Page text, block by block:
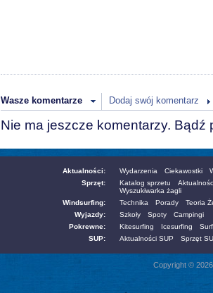
Wasze komentarze Dodaj swój komentarz
Nie ma jeszcze komentarzy. Bądź
Aktualności: Wydarzenia Ciekawostki
Sprzęt:
Katalog sprzetu
Wyszukiwarka żagli
Windsurfing:
Technika Porady
Teoria
Wyjazdy:
Szkoły Spoty
Campingi
Pokrewne:
Kitesurfing Icesurfing
SUP:
Aktualności SUP Sprzęt
Copyright ©